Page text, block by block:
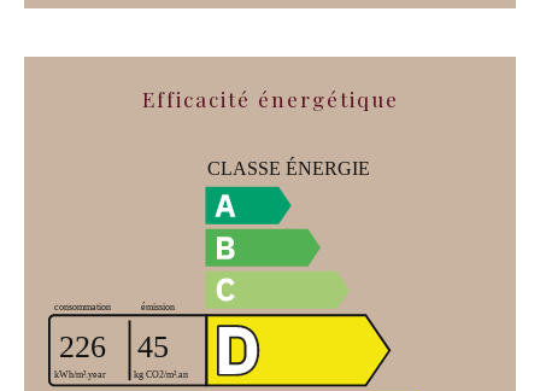
Efficacité énergétique